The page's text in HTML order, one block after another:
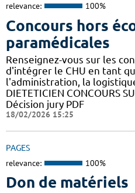
relevance: 100%
Concours hors
paramédicales
Renseignez-vous sur les
d'intégrer le CHU en tant
l'administration, la
DIETETICIEN CONCOURS
Décision jury PDF
18/02/2026 15:25
PAGES
relevance: 100%
Don de matériels